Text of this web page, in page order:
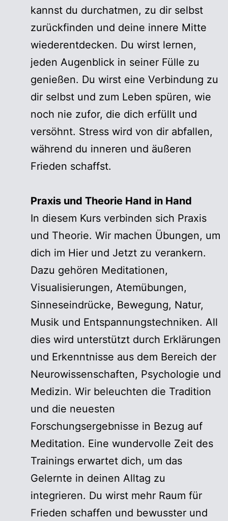
kannst du durchatmen, zu dir selbst
zurückfinden und deine innere Mitte
wiederentdecken. Du wirst lernen,
jeden Augenblick in seiner Fülle zu
genießen. Du wirst eine Verbindung zu
dir selbst und zum Leben spüren, wie
noch nie zufor, die dich erfüllt und
versöhnt. Stress wird von dir abfallen,
während du inneren und äußeren
Frieden schaffst.
Praxis und Theorie Hand in Hand
In diesem Kurs verbinden sich Praxis
und Theorie. Wir machen Übungen, um
dich im Hier und Jetzt zu verankern.
Dazu gehören Meditationen,
Visualisierungen, Atemübungen,
Sinneseindrücke, Bewegung, Natur,
Musik und Entspannungstechniken. All
dies wird unterstützt durch Erklärungen
und Erkenntnisse aus dem Bereich der
Neurowissenschaften, Psychologie und
Medizin. Wir beleuchten die Tradition
und die neuesten
Forschungsergebnisse in Bezug auf
Meditation. Eine wundervolle Zeit des
Trainings erwartet dich, um das
Gelernte in deinen Alltag zu
integrieren. Du wirst mehr Raum für
Frieden schaffen und bewusster und